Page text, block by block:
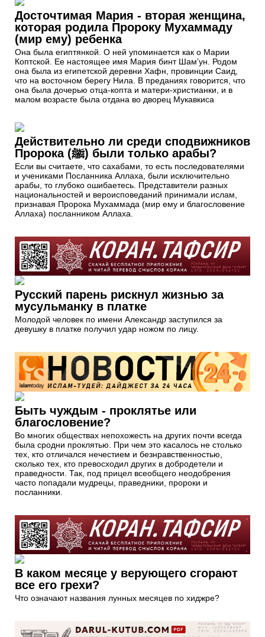
Досточтимая Мария - вторая женщина,
которая родила Пророку Мухаммаду
(мир ему) ребенка
Она была египтянкой. О ней упоминается как о Марии
Коптской. Ее настоящее имя Мария бинт Шам’ун. Родом
она была из египетской деревни Хафн, провинции Саид,
что на восточном берегу Нила. В преданиях говорится, что
она была дочерью отца-копта и матери-христианки, и в
малом возрасте была отдана во дворец Мукавкиса
Действительно ли среди сподвижников
Пророка (ﷺ) были только арабы?
Если вы считаете, что сахабами, то есть последователями
и учениками Посланника Аллаха, были исключительно
арабы, то глубоко ошибаетесь. Представители разных
национальностей и вероисповеданий принимали ислам,
признавая Пророка Мухаммада (мир ему и благословение
Аллаха) посланником Аллаха.
Русский парень рискнул жизнью за
мусульманку в платке
Молодой человек по имени Александр заступился за
девушку в платке получил удар ножом по лицу.
Быть чуждым - проклятье или
благословение?
Во многих обществах непохожесть на других почти всегда
была сродни проклятью. При чем это касалось не столько
тех, кто отличался нечестием и безнравственностью,
сколько тех, кто превосходил других в добродетели и
праведности. Так, под прицел всеобщего неодобрения
часто попадали мудрецы, праведники, пророки и
посланники.
В каком месяце у верующего сгорают
все его грехи?
Что означают названия лунных месяцев по хиджре?